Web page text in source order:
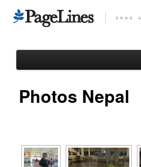
Photos Espagne
Photos Nepal